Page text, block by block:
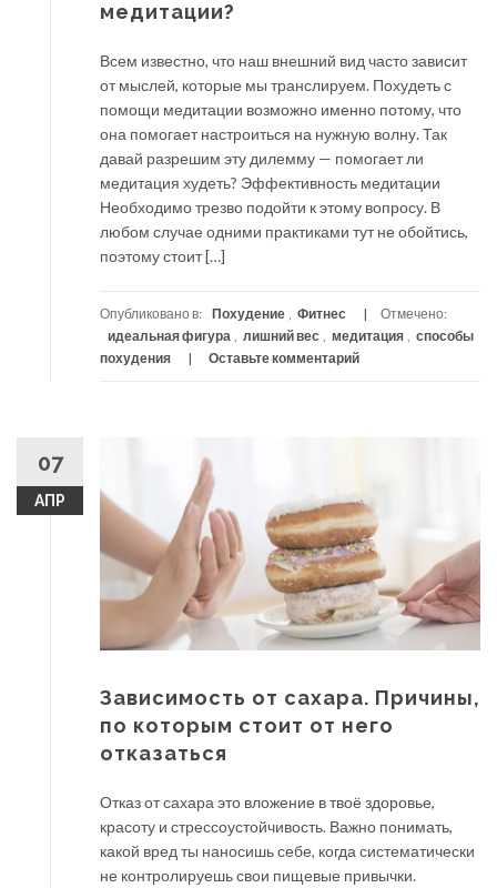
медитации?
Всем известно, что наш внешний вид часто зависит
от мыслей, которые мы транслируем. Похудеть с
помощи медитации возможно именно потому, что
она помогает настроиться на нужную волну. Так
давай разрешим эту дилемму — помогает ли
медитация худеть? Эффективность медитации
Необходимо трезво подойти к этому вопросу. В
любом случае одними практиками тут не обойтись,
поэтому стоит […]
Опубликовано в: Похудение , Фитнес
Отмечено:
идеальная фигура , лишний вес , медитация , способы
похудения
Оставьте комментарий
07
АПР
Зависимость от сахара. Причины,
по которым стоит от него
отказаться
Отказ от сахара это вложение в твоё здоровье,
красоту и стрессоустойчивость. Важно понимать,
какой вред ты наносишь себе, когда систематически
не контролируешь свои пищевые привычки.